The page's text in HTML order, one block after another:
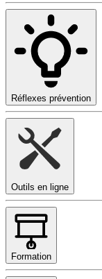
Réflexes prévention
Outils en ligne
Formation